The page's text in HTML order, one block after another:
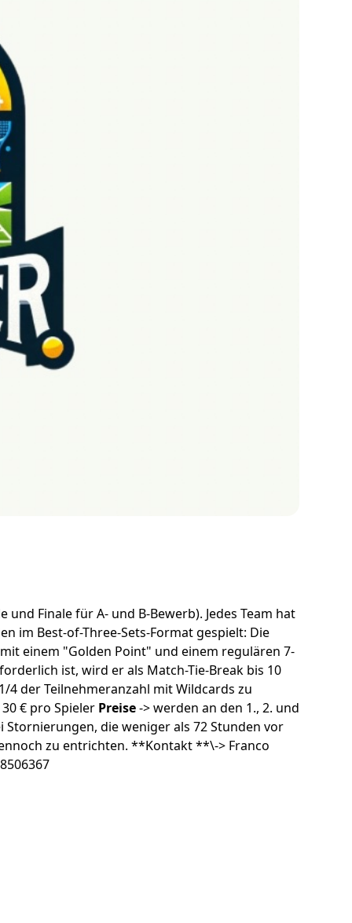
Finale für A- und B-Bewerb). Jedes Team hat
im Best-of-Three-Sets-Format gespielt: Die
einem "Golden Point" und einem regulären 7-
ist, wird er als Match-Tie-Break bis 10
4 der Teilnehmeranzahl mit Wildcards zu
30 € pro Spieler Preise-> werden an den 1., 2. und
Stornierungen, die weniger als 72 Stunden vor
zu entrichten. **Kontakt **\-> Franco